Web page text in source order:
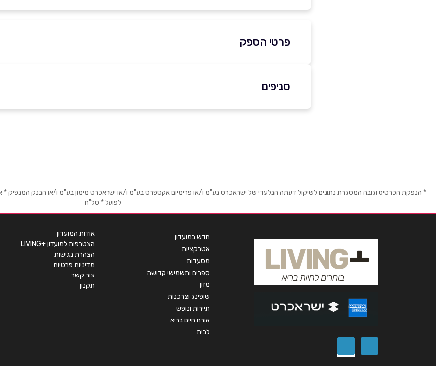
פרטי הספק
באינסטגרם
סניפים
לוד
* הנפקת הכרטיס וגובה המסגרת נתונים לשיקול דעתה הבלעדי של ישראכרט בע"מ ו/או פרימיום אקספרס בע"מ ו/או ישראכרט מימון בע"מ ו/או הבנק המנפיק * אי
לפועל * טל"ח
חדש במועדון
אטרקציות
מסעדות
ספרים ותשמישי קדושה
מזון
שופינג וצרכנות
תיירות ונופש
אורח חיים בריא
לבית
אודות המועדון
הצטרפות למועדון +LIVING
הצהרת נגישות
מדיניות פרטיות
צור קשר
תקנון